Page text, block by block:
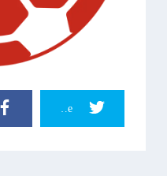
Twitter Share